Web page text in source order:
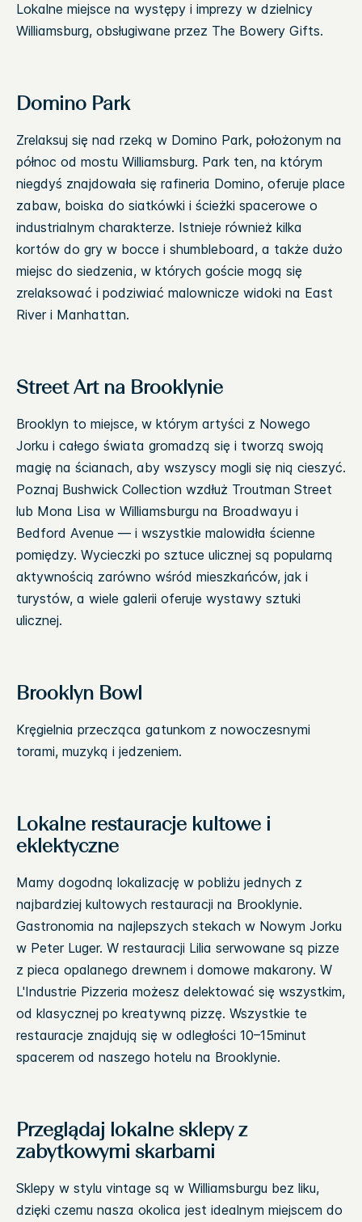
Lokalne miejsce na występy i imprezy w dzielnicy
Williamsburg, obsługiwane przez The Bowery Gifts.
Domino Park
Zrelaksuj się nad rzeką w Domino Park, położonym na
północ od mostu Williamsburg. Park ten, na którym
niegdyś znajdowała się rafineria Domino, oferuje place
zabaw, boiska do siatkówki i ścieżki spacerowe o
industrialnym charakterze. Istnieje również kilka
kortów do gry w bocce i shumbleboard, a także dużo
miejsc do siedzenia, w których goście mogą się
zrelaksować i podziwiać malownicze widoki na East
River i Manhattan.
Street Art na Brooklynie
Brooklyn to miejsce, w którym artyści z Nowego
Jorku i całego świata gromadzą się i tworzą swoją
magię na ścianach, aby wszyscy mogli się nią cieszyć.
Poznaj Bushwick Collection wzdłuż Troutman Street
lub Mona Lisa w Williamsburgu na Broadwayu i
Bedford Avenue — i wszystkie malowidła ścienne
pomiędzy. Wycieczki po sztuce ulicznej są popularną
aktywnością zarówno wśród mieszkańców, jak i
turystów, a wiele galerii oferuje wystawy sztuki
ulicznej.
Brooklyn Bowl
Kręgielnia przecząca gatunkom z nowoczesnymi
torami, muzyką i jedzeniem.
Lokalne restauracje kultowe i
eklektyczne
Mamy dogodną lokalizację w pobliżu jednych z
najbardziej kultowych restauracji na Brooklynie.
Gastronomia na najlepszych stekach w Nowym Jorku
w Peter Luger. W restauracji Lilia serwowane są pizze
z pieca opalanego drewnem i domowe makarony. W
L'Industrie Pizzeria możesz delektować się wszystkim,
od klasycznej po kreatywną pizzę. Wszystkie te
restauracje znajdują się w odległości 10–15minut
spacerem od naszego hotelu na Brooklynie.
Przeglądaj lokalne sklepy z
zabytkowymi skarbami
Sklepy w stylu vintage są w Williamsburgu bez liku,
dzięki czemu nasza okolica jest idealnym miejscem do